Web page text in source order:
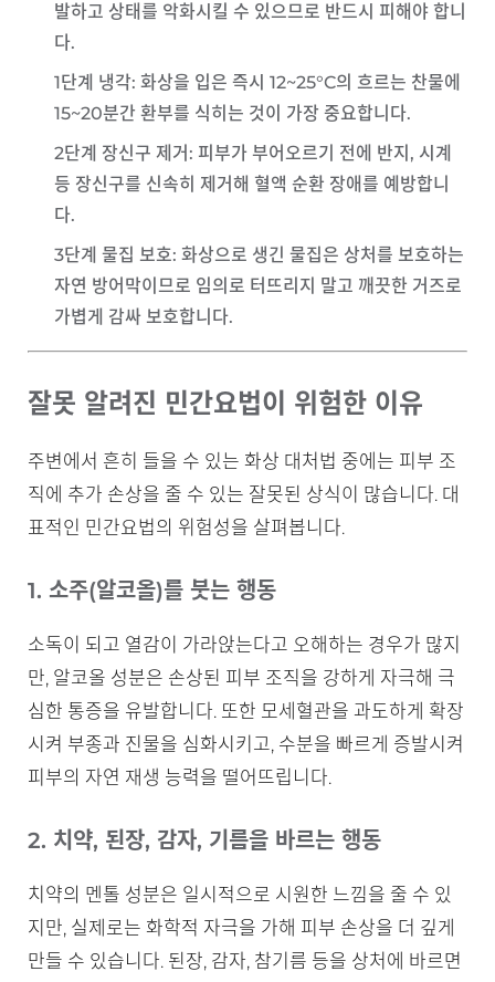
발하고 상태를 악화시킬 수 있으므로 반드시 피해야 합니
다.
1단계 냉각: 화상을 입은 즉시 12~25°C의 흐르는 찬물에
15~20분간 환부를 식히는 것이 가장 중요합니다.
2단계 장신구 제거 : 피부가 부어오르기 전에 반지, 시계
등 장신구를 신속히 제거해 혈액 순환 장애를 예방합니
다.
3단계 물집 보호: 화상으로 생긴 물집은 상처를 보호하는
자연 방어막이므로 임의로 터뜨리지 말고 깨끗한 거즈로
가볍게 감싸 보호합니다.
잘못 알려진 민간요법이 위험한 이유
주변에서 흔히 들을 수 있는 화상 대처법 중에는 피부 조
직에 추가 손상을 줄 수 있는 잘못된 상식이 많습니다. 대
표적인 민간요법의 위험성을 살펴봅니다.
1. 소주(알코올)를 붓는 행동
소독이 되고 열감이 가라앉는다고 오해하는 경우가 많지
만, 알코올 성분은 손상된 피부 조직을 강하게 자극해 극
심한 통증을 유발합니다. 또한 모세혈관을 과도하게 확장
시켜 부종과 진물을 심화시키고, 수분을 빠르게 증발시켜
피부의 자연 재생 능력을 떨어뜨립니다.
2. 치약, 된장, 감자, 기름을 바르는 행동
치약의 멘톨 성분은 일시적으로 시원한 느낌을 줄 수 있
지만, 실제로는 화학적 자극을 가해 피부 손상을 더 깊게
만들 수 있습니다. 된장, 감자, 참기름 등을 상처에 바르면